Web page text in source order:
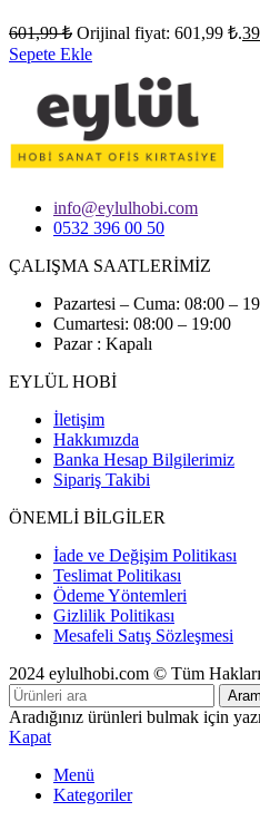
601,99₺ Orijinal fiyat: 601,99 ₺.
Sepete Ekle
info@eylulhobi.com
0532 396 00 50
ÇALIŞMA SAATLERİMİZ
Pazartesi – Cuma: 08:00 –
Cumartesi: 08:00 – 19:00
Pazar : Kapalı
EYLÜL HOBİ
İletişim
Hakkımızda
Banka Hesap Bilgilerimiz
Sipariş Takibi
ÖNEMLİ BİLGİLER
İade ve Değişim Politikası
Teslimat Politikası
Ödeme Yöntemleri
Gizlilik Politikası
Mesafeli Satış Sözleşmesi
2024 eylulhobi.com © Tüm Hakları
Aradığınız ürünleri bulmak için
Kapat
Menü
Kategoriler